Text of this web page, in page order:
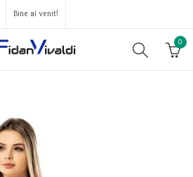
Bine ai venit!
0